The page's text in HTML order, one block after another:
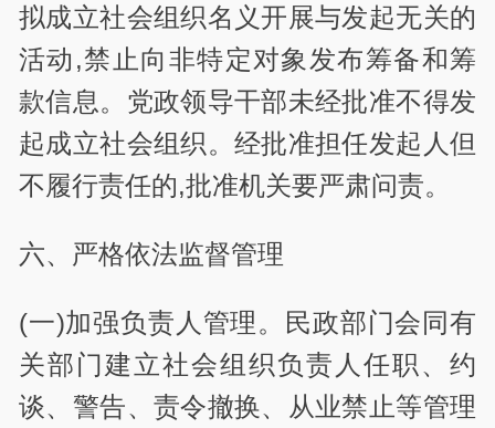
拟成立社会组织名义开展与发起无关的
活动,禁止向非特定对象发布筹备和筹
款信息。党政领导干部未经批准不得发
起成立社会组织。经批准担任发起人但
不履行责任的,批准机关要严肃问责。
六、严格依法监督管理
(一)加强负责人管理。民政部门会同有
关部门建立社会组织负责人任职、约
谈、警告、责令撤换、从业禁止等管理